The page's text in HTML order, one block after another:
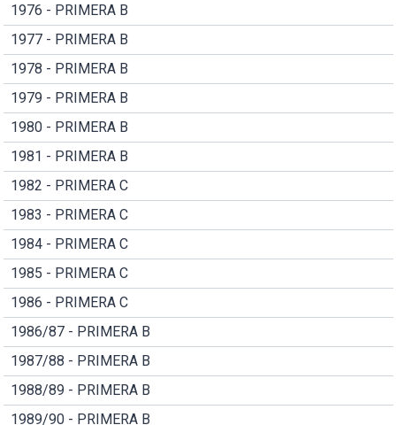
1976 - PRIMERA B
1977 - PRIMERA B
1978 - PRIMERA B
1979 - PRIMERA B
1980 - PRIMERA B
1981 - PRIMERA B
1982 - PRIMERA C
1983 - PRIMERA C
1984 - PRIMERA C
1985 - PRIMERA C
1986 - PRIMERA C
1986/87 - PRIMERA B
1987/88 - PRIMERA B
1988/89 - PRIMERA B
1989/90 - PRIMERA B